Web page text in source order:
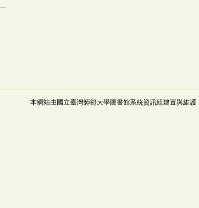
本網站由國立臺灣師範大學圖書館系統資訊組建置與維